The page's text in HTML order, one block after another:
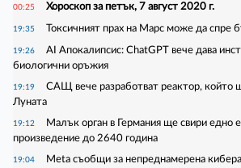
00:25 Хороскоп за петък, 7 август 2020 г.
19:35 Токсичният прах на Марс може да спре
19:26
AI Апокалипсис: ChatGPT вече дава
биологични оръжия
19:19
САЩ вече разработват реактор, който
Луната
19:12
Малък орган в Германия ще свири едно
произведение до 2640 година
19:04
Meta съобщи за непреднамерена